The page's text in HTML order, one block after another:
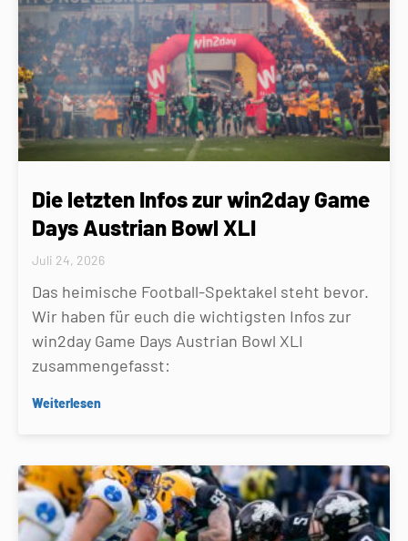
Die letzten Infos zur win2day Game
Days Austrian Bowl XLI
Juli 24, 2026
Das heimische Football-Spektakel steht bevor.
Wir haben für euch die wichtigsten Infos zur
win2day Game Days Austrian Bowl XLI
zusammengefasst:
Weiterlesen